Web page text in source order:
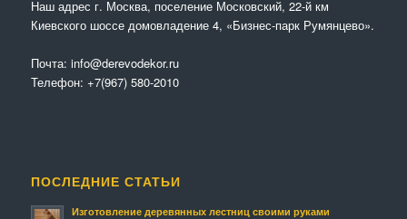
Наш адрес г. Москва, поселение Московский, 22-й км
Киевского шоссе домовладение 4, «Бизнес-парк Румянцево».
Почта: info@derevodekor.ru
Телефон: +7(967) 580-2010
ПОСЛЕДНИЕ СТАТЬИ
Изготовление деревянных лестниц своими руками